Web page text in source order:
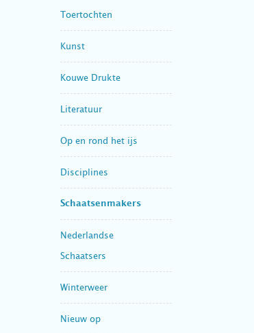
Toertochten
Kunst
Kouwe Drukte
Literatuur
Op en rond het ijs
Disciplines
Schaatsenmakers
Nederlandse
Schaatsers
Winterweer
Nieuw op